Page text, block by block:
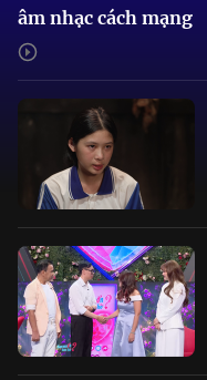
âm nhạc cách mạng